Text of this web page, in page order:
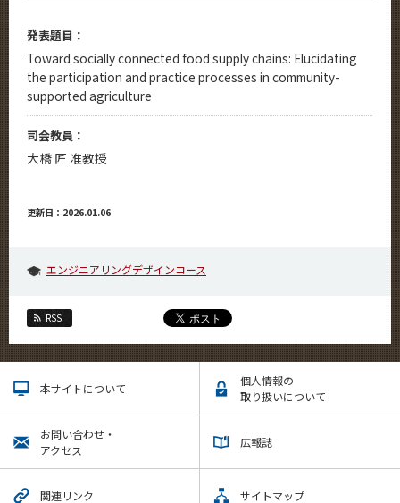
発表題目：
Toward socially connected food supply chains: Elucidating
the participation and practice processes in community-
supported agriculture
司会教員：
大橋 匠 准教授
更新日：2026.01.06
エンジニアリングデザインコース
RSS
本サイトについて
個人情報の
取り扱いについて
お問い合わせ・
アクセス
広報誌
関連リンク サイトマップ